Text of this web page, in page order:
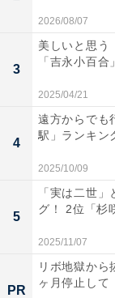
2026/08/07
3
美しいと思う
「吉永小百
2025/04/21
4
遠方からでも
駅」ランキン
2025/10/09
5
「実は二世
グ！ 2位「杉
2025/11/07
PR
リボ地獄から
ヶ月停止して